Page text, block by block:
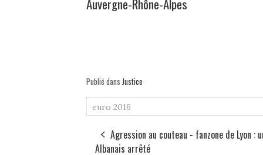
Publié dans Justice
euro 2016
Agression au couteau - fanzone de Lyon :
Albanais arrêté